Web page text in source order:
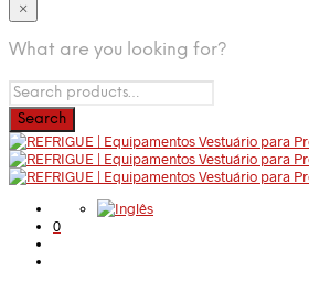
×
What are you looking for?
0